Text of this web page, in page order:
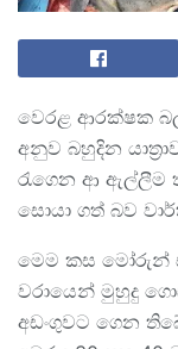
වෙරළ ආරක්ෂක
අනුව බහුදින
රැගෙන ආ
සොයා ගත් බව
මෙම කස මෝරුන්
වරායෙන් මුහුදු
අඩංගුවට ගෙන